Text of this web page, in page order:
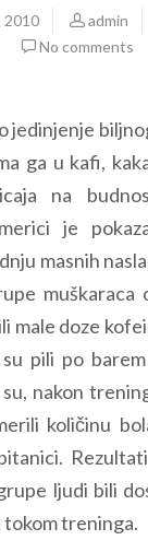
admin
No comments
jedinjenje
ga u kafi,
na
je
masnih
muškaraca
male doze
pili po
nakon
količinu
ljudi bili
tokom treninga.